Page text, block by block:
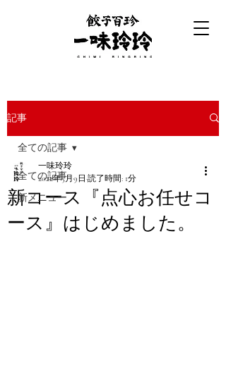
記事
全ての記事
新メニュー
全ての記事
新コース『点心お任せコ
ース』はじめました。
一味玲玲
2022年5月9日 読了時間: 1分